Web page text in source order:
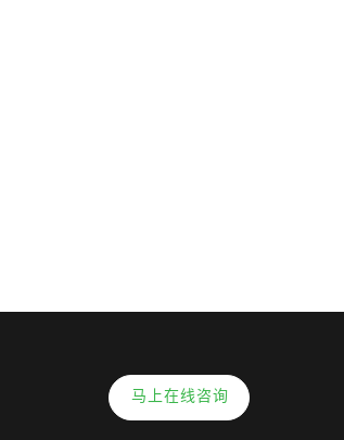
马上在线咨询